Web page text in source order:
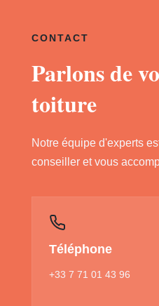
CONTACT
Parlons de
toiture
Notre équipe d'experts
conseiller et vous
Téléphone
+33 7 71 01 43 96